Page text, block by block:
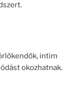
intim
okozhatnak.